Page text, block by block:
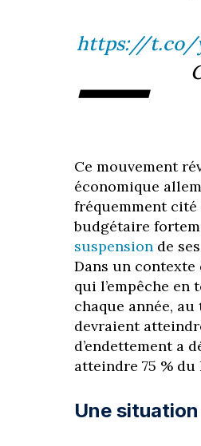
https://t.co/
—
Ce mouvement
économique
fréquemment cité
budgétaire
suspension de
Dans un contexte
qui l’empêche en
chaque année,
devraient
d’endettement a
atteindre 75 % du
Une